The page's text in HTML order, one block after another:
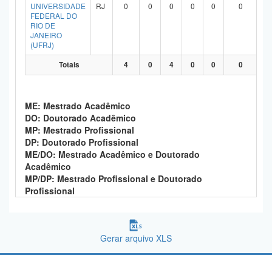
UNIVERSIDADE
FEDERAL DO
RIO DE
JANEIRO
(UFRJ)
RJ 0 0 0 0 0 0
Totais 4 0 4 0 0 0
ME: Mestrado Acadêmico
DO: Doutorado Acadêmico
MP: Mestrado Profissional
DP: Doutorado Profissional
ME/DO: Mestrado Acadêmico e Doutorado
Acadêmico
MP/DP: Mestrado Profissional e Doutorado
Profissional
Gerar arquivo XLS